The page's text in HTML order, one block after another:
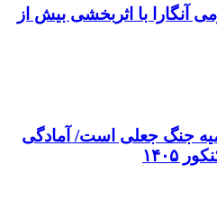
آنگارا با اثربخشی بیش از
جنگ جعلی است/ آمادگی